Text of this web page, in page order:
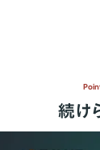
続け